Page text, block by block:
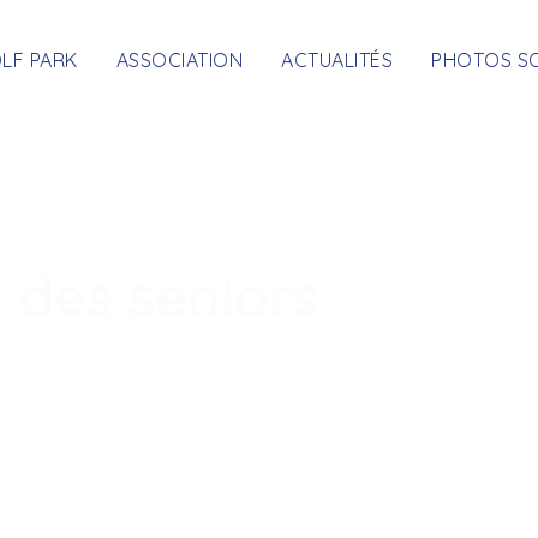
PARK ASSOCIATION ACTUALITÉS PHOTOS